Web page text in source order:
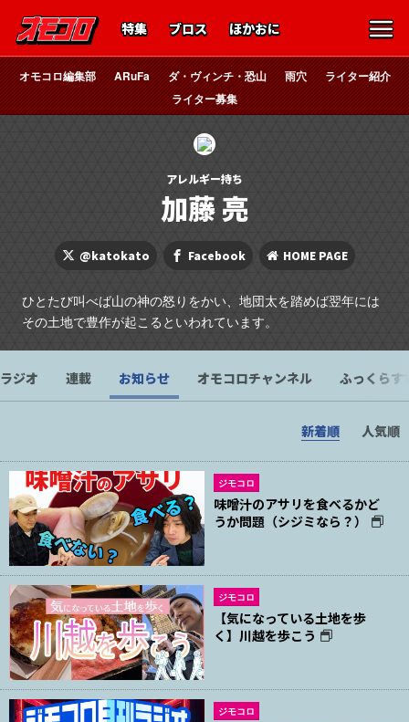
特集 ブロス ほかおに
オモコロ編集部 ARuFa ダ・ヴィンチ・恐山 雨穴
ライター紹介
ライター募集
アレルギー持ち
加藤 亮
@katokato Facebook HOME PAGE
ひとたび叫べば山の神の怒りをかい、地団太を踏めば翌年には
その土地で豊作が起こるといわれています。
ラジオ 連載 お知らせ オモコロチャンネル ふっくらす
新着順 人気順
ジモコロ
味噌汁のアサリを食べるかど
うか問題（シジミなら？）
ジモコロ
【気になっている土地を歩
く】川越を歩こう
ジモコロ